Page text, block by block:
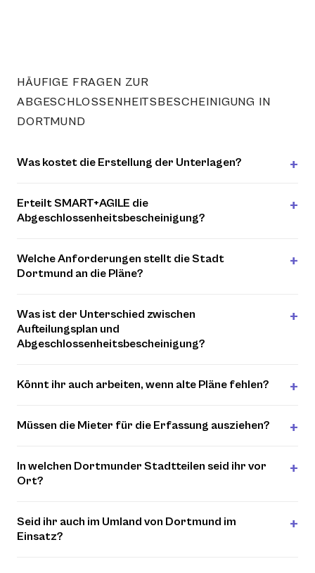
HÄUFIGE FRAGEN ZUR
ABGESCHLOSSENHEITSBESCHEINIGUNG IN
DORTMUND
Was kostet die Erstellung der Unterlagen?
Erteilt SMART+AGILE die
Abgeschlossenheitsbescheinigung?
Welche Anforderungen stellt die Stadt
Dortmund an die Pläne?
Was ist der Unterschied zwischen
Aufteilungsplan und
Abgeschlossenheitsbescheinigung?
Könnt ihr auch arbeiten, wenn alte Pläne fehlen?
Müssen die Mieter für die Erfassung ausziehen?
In welchen Dortmunder Stadtteilen seid ihr vor
Ort?
Seid ihr auch im Umland von Dortmund im
Einsatz?